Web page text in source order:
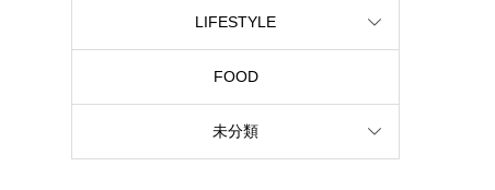
LIFESTYLE
FOOD
未分類